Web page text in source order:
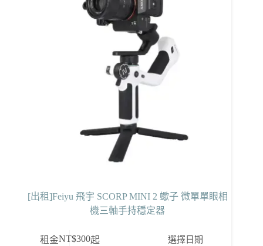
[出租]Feiyu 飛宇 SCORP MINI 2 蠍子 微單單眼相
機三軸手持穩定器
租金NT$300起 選擇日期